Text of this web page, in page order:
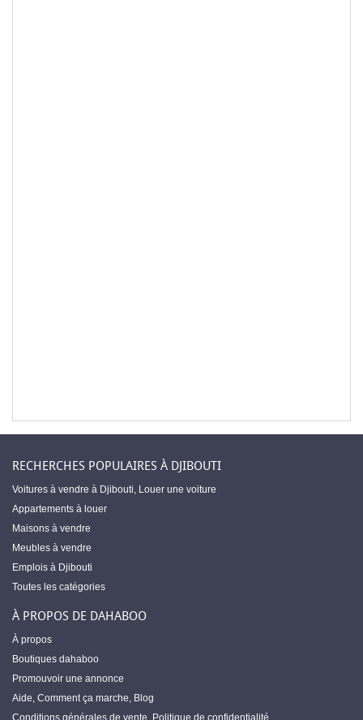
RECHERCHES POPULAIRES À DJIBOUTI
Voitures à vendre à Djibouti, Louer une voiture
Appartements à louer
Maisons à vendre
Meubles à vendre
Emplois à Djibouti
Toutes les catégories
À PROPOS DE DAHABOO
À propos
Boutiques dahaboo
Promouvoir une annonce
Aide, Comment ça marche, Blog
Conditions générales de vente
Politique de confidentialité